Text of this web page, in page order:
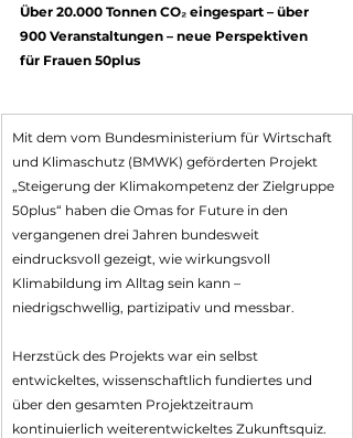
Über 20.000 Tonnen CO₂ eingespart – über
900 Veranstaltungen – neue Perspektiven
für Frauen 50plus
Mit dem vom Bundesministerium für Wirtschaft
und Klimaschutz (BMWK) geförderten Projekt
„Steigerung der Klimakompetenz der Zielgruppe
50plus“ haben die Omas for Future in den
vergangenen drei Jahren bundesweit
eindrucksvoll gezeigt, wie wirkungsvoll
Klimabildung im Alltag sein kann –
niedrigschwellig, partizipativ und messbar.
Herzstück des Projekts war ein selbst
entwickeltes, wissenschaftlich fundiertes und
über den gesamten Projektzeitraum
kontinuierlich weiterentwickeltes Zukunftsquiz.